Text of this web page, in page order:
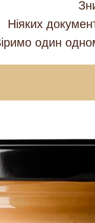
Ніяких
один